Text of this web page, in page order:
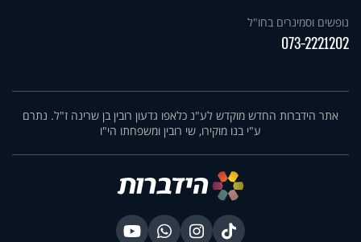
נופשים וסמינרים בחו"ל
073-2221202
אתר הידברות החדש מוקדש לע"נ כלאפו גדעון רובין בן שרינה ז"ל. נתרם
ע"י בנו מוקירו, שי רובין ומשפחתו הי"ו